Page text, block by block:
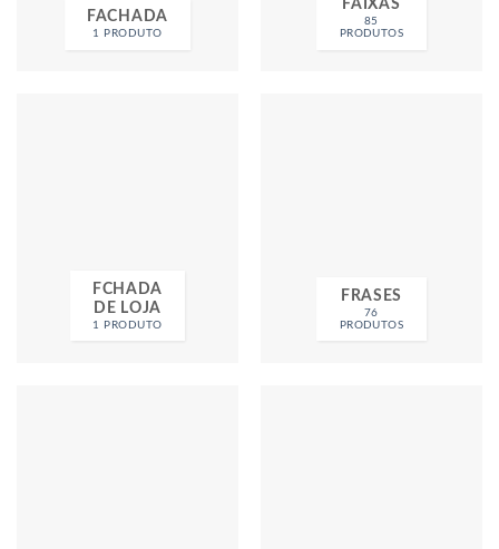
FACHADA
1 PRODUTO
FAIXAS
85
PRODUTOS
FCHADA
DE LOJA
1 PRODUTO
FRASES
76
PRODUTOS